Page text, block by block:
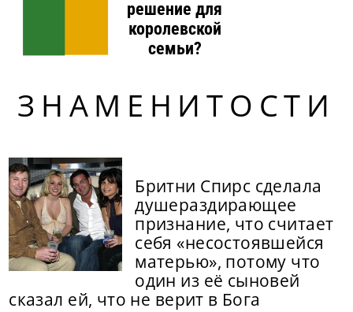
решение для
королевской
семьи?
ЗНАМЕНИТОСТИ
Бритни Спирс сделала
душераздирающее
признание, что считает
себя «несостоявшейся
матерью», потому что
один из её сыновей
сказал ей, что не верит в Бога